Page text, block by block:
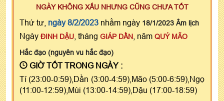
NGÀY KHÔNG XẤU NHƯNG CŨNG CHƯA TỐT
Thứ tư, ngày 8/2/2023 nhằm ngày 18/1/2023 Âm lịch
Ngày ĐINH DẬU , tháng GIÁP DẦN , năm QUÝ MÃO
Hắc đạo (nguyên vu hắc đạo)
GIỜ TỐT TRONG NGÀY :
Tí (23:00-0:59),Dần (3:00-4:59),Mão (5:00-6:59),Ngọ
(11:00-12:59),Mùi (13:00-14:59),Dậu (17:00-18:59)